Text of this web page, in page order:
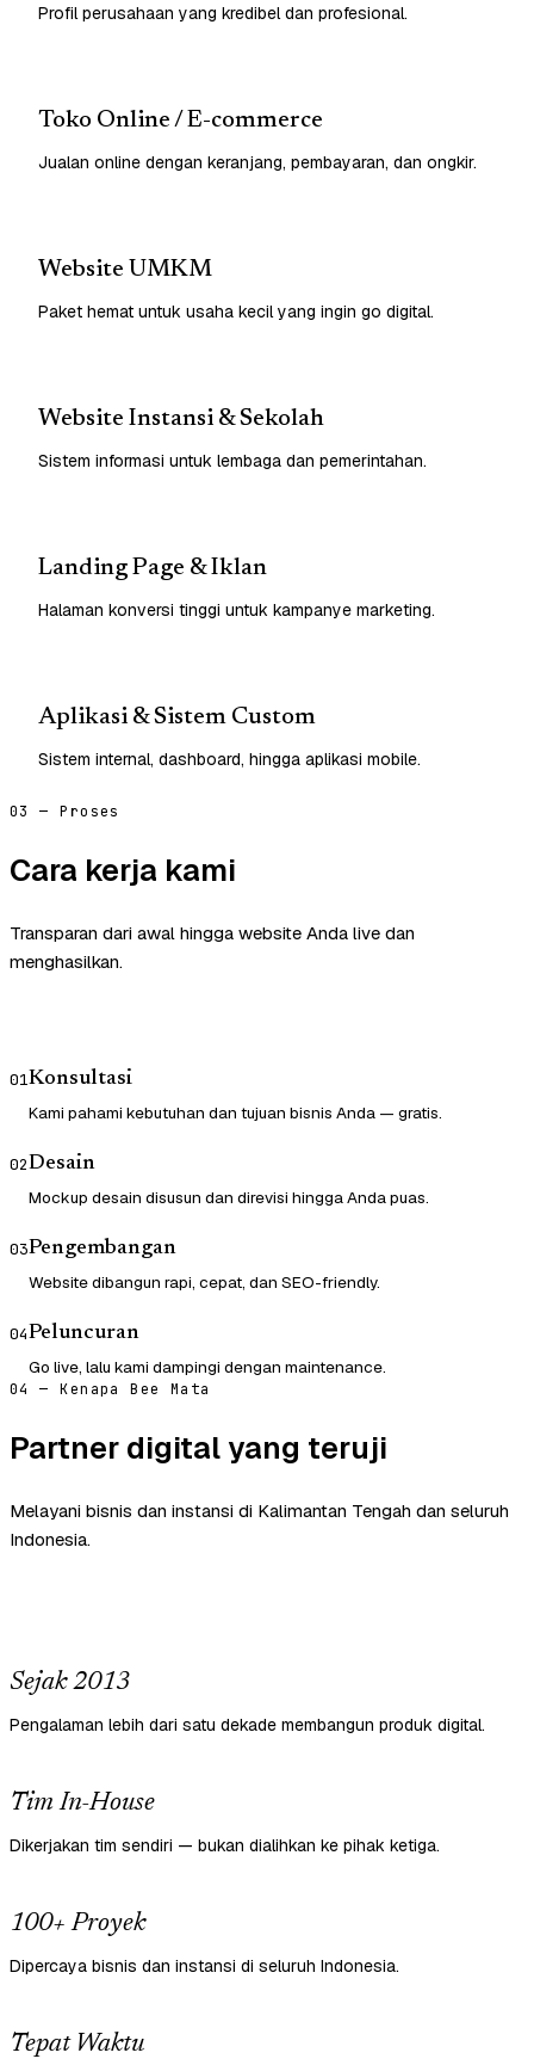
Profil perusahaan yang kredibel dan profesional.
Toko Online / E-commerce
Jualan online dengan keranjang, pembayaran, dan ongkir.
Website UMKM
Paket hemat untuk usaha kecil yang ingin go digital.
Website Instansi & Sekolah
Sistem informasi untuk lembaga dan pemerintahan.
Landing Page & Iklan
Halaman konversi tinggi untuk kampanye marketing.
Aplikasi & Sistem Custom
Sistem internal, dashboard, hingga aplikasi mobile.
03 — Proses
Cara kerja kami
Transparan dari awal hingga website Anda live dan
menghasilkan.
01Konsultasi
Kami pahami kebutuhan dan tujuan bisnis Anda — gratis.
02Desain
Mockup desain disusun dan direvisi hingga Anda puas.
03Pengembangan
Website dibangun rapi, cepat, dan SEO-friendly.
04Peluncuran
Go live, lalu kami dampingi dengan maintenance.
04 — Kenapa Bee Mata
Partner digital yang teruji
Melayani bisnis dan instansi di Kalimantan Tengah dan seluruh
Indonesia.
Sejak 2013
Pengalaman lebih dari satu dekade membangun produk digital.
Tim In-House
Dikerjakan tim sendiri — bukan dialihkan ke pihak ketiga.
100+ Proyek
Dipercaya bisnis dan instansi di seluruh Indonesia.
Tepat Waktu